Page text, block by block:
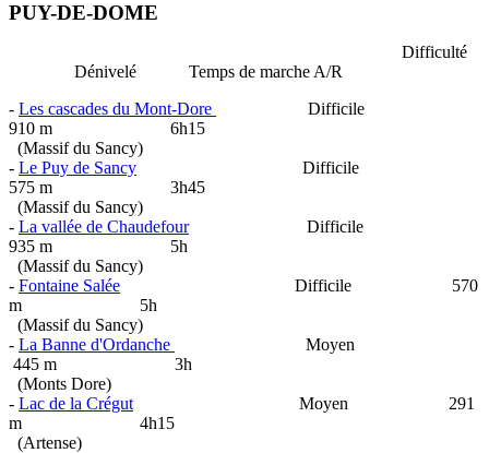
PUY-DE-DOME
Difficulté
Dénivelé Temps de marche A/R
- Les cascades du Mont-Dore
Difficile
910 m 6h15
(Massif du Sancy)
- Le Puy de Sancy Difficile
575 m 3h45
(Massif du Sancy)
- La vallée de ChaudefourDifficile
935 m 5h
(Massif du Sancy)
- Fontaine Salée Difficile 570
m 5h
(Massif du Sancy)
- La Banne d'Ordanche
Moyen
445 m 3h
(Monts Dore)
- Lac de la Crégut Moyen 291
m 4h15
(Artense)